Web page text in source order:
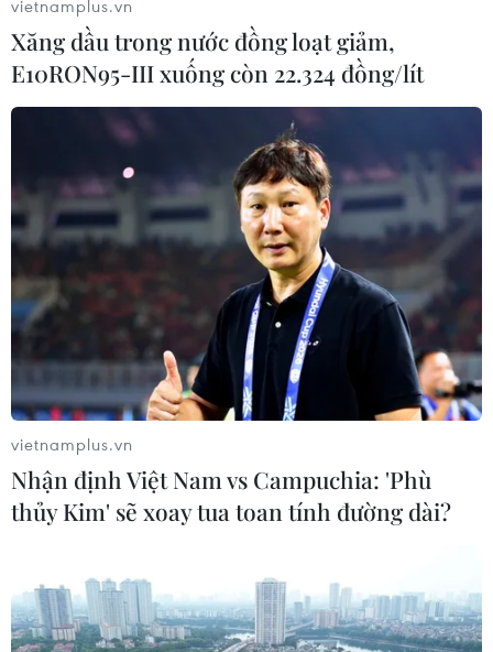
(Vietnam+)
#VietnamPlus
#Chìm trong biển lửa
#4 người chết cháy
#cả nhà chết cháy
TP. Hà Nội
Theo dõi VietnamPlus
vietnamplus.vn
Xăng dầu trong nước đồng loạt giảm,
E10RON95-III xuống còn 22.324 đồng/lít
vietnamplus.vn
Nhận định Việt Nam vs Campuchia: 'Phù
thủy Kim' sẽ xoay tua toan tính đường dài?